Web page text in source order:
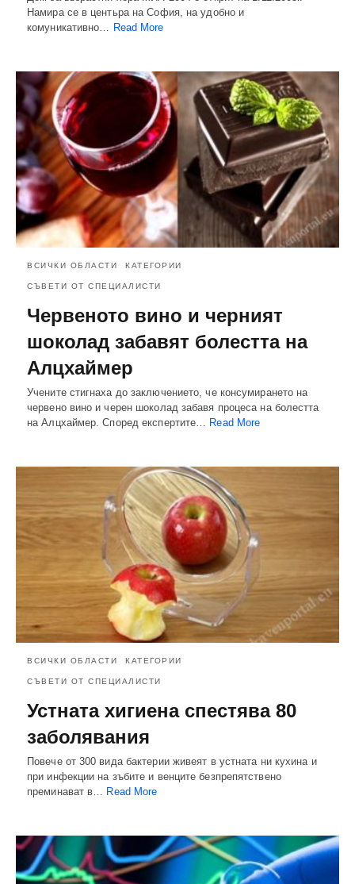
Намира се в центьра на София, на удобно и
комуникативно… Read More
ВСИЧКИ ОБЛАСТИ КАТЕГОРИИ
СЪВЕТИ ОТ СПЕЦИАЛИСТИ
Червеното вино и черният
шоколад забавят болестта на
Алцхаймер
Учените стигнаха до заключението, че консумирането на
червено вино и черен шоколад забавя процеса на болестта
на Алцхаймер. Според експертите… Read More
ВСИЧКИ ОБЛАСТИ КАТЕГОРИИ
СЪВЕТИ ОТ СПЕЦИАЛИСТИ
Устната хигиена спестява 80
заболявания
Повече от 300 вида бактерии живеят в устната ни кухина и
при инфекции на зъбите и венците безпрепятствено
преминават в…
Read More